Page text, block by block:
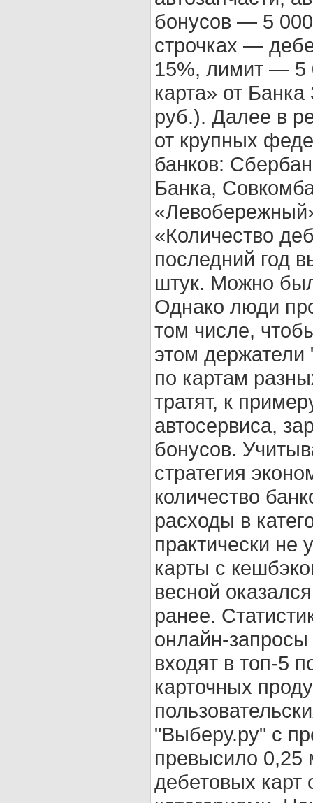
бонусов — 5
строчках —
15%, лимит — 5
карта» от
руб.). Далее в
от крупных
банков:
Банка,
«Количество
последний год
штук. Можно
Однако люди
том числе,
этом держатели
по картам
тратят, к
автосервиса,
бонусов.
стратегия
количество
расходы в
практически не
карты с
весной
ранее.
онлайн-
входят в топ-5
карточных
"Выберу.ру" с
превысило
дебетовых карт